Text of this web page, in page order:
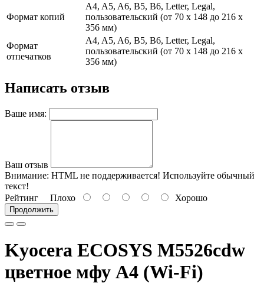
Формат копий
A4, A5, A6, B5, B6, Letter, Legal,
пользовательский (от 70 x 148 до 216 x
356 мм)
Формат
отпечатков
A4, A5, A6, B5, B6, Letter, Legal,
пользовательский (от 70 x 148 до 216 x
356 мм)
Написать отзыв
Ваше имя:
Ваш отзыв
Внимание: HTML не поддерживается! Используйте обычный
текст!
Рейтинг Плохо Хорошо
Продолжить
Kyocera ECOSYS M5526cdw
цветное мфу A4 (Wi-Fi)